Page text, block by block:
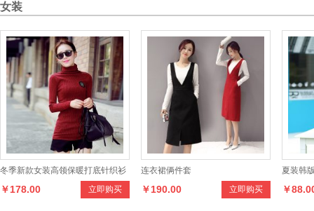
男女时
女装
冬季新款女装高领保暖打底针织衫
立即购买
￥178.00
连衣裙俩件套
立即购买
￥190.00
夏装韩
￥